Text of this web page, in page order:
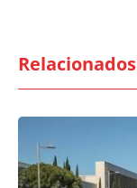
Relacionados